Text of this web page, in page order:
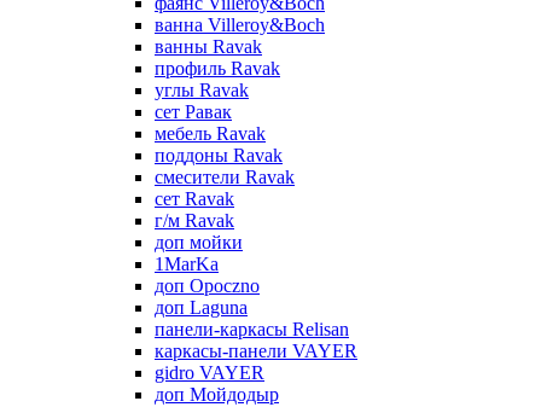
ванна Villeroy&Boch
ванны Ravak
профиль Ravak
углы Ravak
сет Равак
мебель Ravak
поддоны Ravak
смесители Ravak
сет Ravak
г/м Ravak
доп мойки
1MarKa
доп Opoczno
доп Laguna
панели-каркасы Relisan
каркасы-панели VAYER
gidro VAYER
доп Мойдодыр